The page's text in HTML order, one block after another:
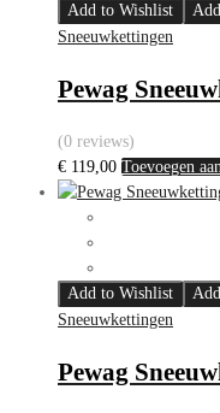
Add to Wishlist
Sneeuwkettingen
Pewag
(0 reviews)
€ 119,00 Toevoegen
Add to Wishlist
Sneeuwkettingen
Pewag